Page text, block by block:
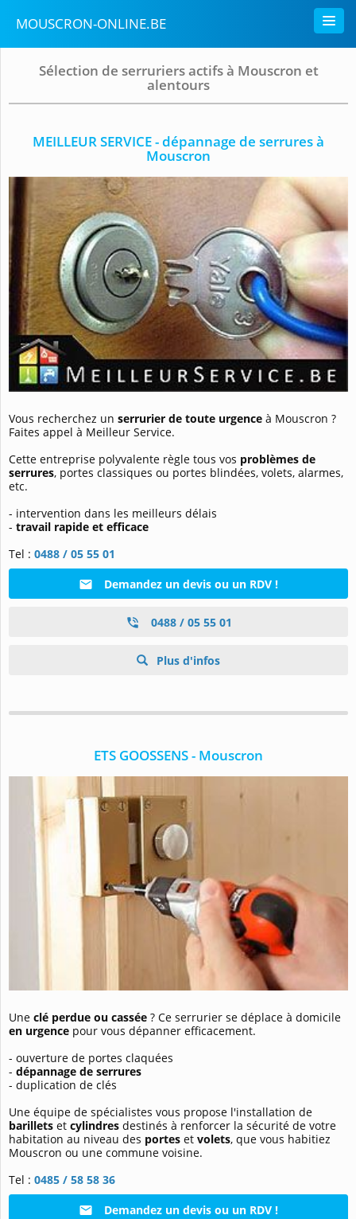
MOUSCRON-ONLINE.BE
Sélection de serruriers actifs à Mouscron et
alentours
MEILLEUR SERVICE - dépannage de serrures à
Mouscron
Vous recherchez un serrurier de toute urgence à Mouscron ?
Faites appel à Meilleur Service.
Cette entreprise polyvalente règle tous vos problèmes de
serrures, portes classiques ou portes blindées, volets, alarmes,
etc.
- intervention dans les meilleurs délais
- travail rapide et efficace
Tel : 0488 / 05 55 01
Demandez un devis ou un RDV !
0488 / 05 55 01
Plus d'infos
ETS GOOSSENS - Mouscron
Une clé perdue ou cassée ? Ce serrurier se déplace à domicile
en urgence pour vous dépanner efficacement.
- ouverture de portes claquées
- dépannage de serrures
- duplication de clés
Une équipe de spécialistes vous propose l'installation de
barillets et cylindres destinés à renforcer la sécurité de votre
habitation au niveau des portes et volets, que vous habitiez
Mouscron ou une commune voisine.
Tel : 0485 / 58 58 36
Demandez un devis ou un RDV !